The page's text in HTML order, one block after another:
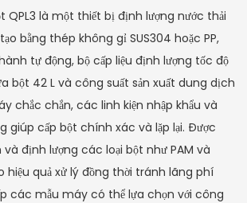
QPL3 là một thiết bị định lượng nước thải
bằng thép không gỉ SUS304 hoặc PP,
tự động, bộ cấp liệu định lượng tốc độ
bột 42 L và công suất sản xuất dung dịch
chắc chắn, các linh kiện nhập khẩu và
giúp cấp bột chính xác và lặp lại. Được
và định lượng các loại bột như PAM và
hiệu quả xử lý đồng thời tránh lãng phí
các mẫu máy có thể lựa chọn với công